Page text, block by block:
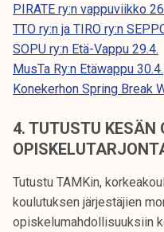
PIRATE ry:n vappuviikko
TTO ry:n ja TIRO ry:n
SOPU ry:n Etä-Vappu 29.4.
MusTa Ry:n Etäwappu 30.4.
Konekerhon Spring Break
4. TUTUSTU KESÄN
Tutustu TAMKin,
koulutuksen järjestäjien
opiskelumahdollisuuksiin